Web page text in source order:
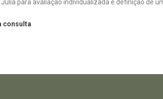
para avaliação individualizada e definição de
consulta